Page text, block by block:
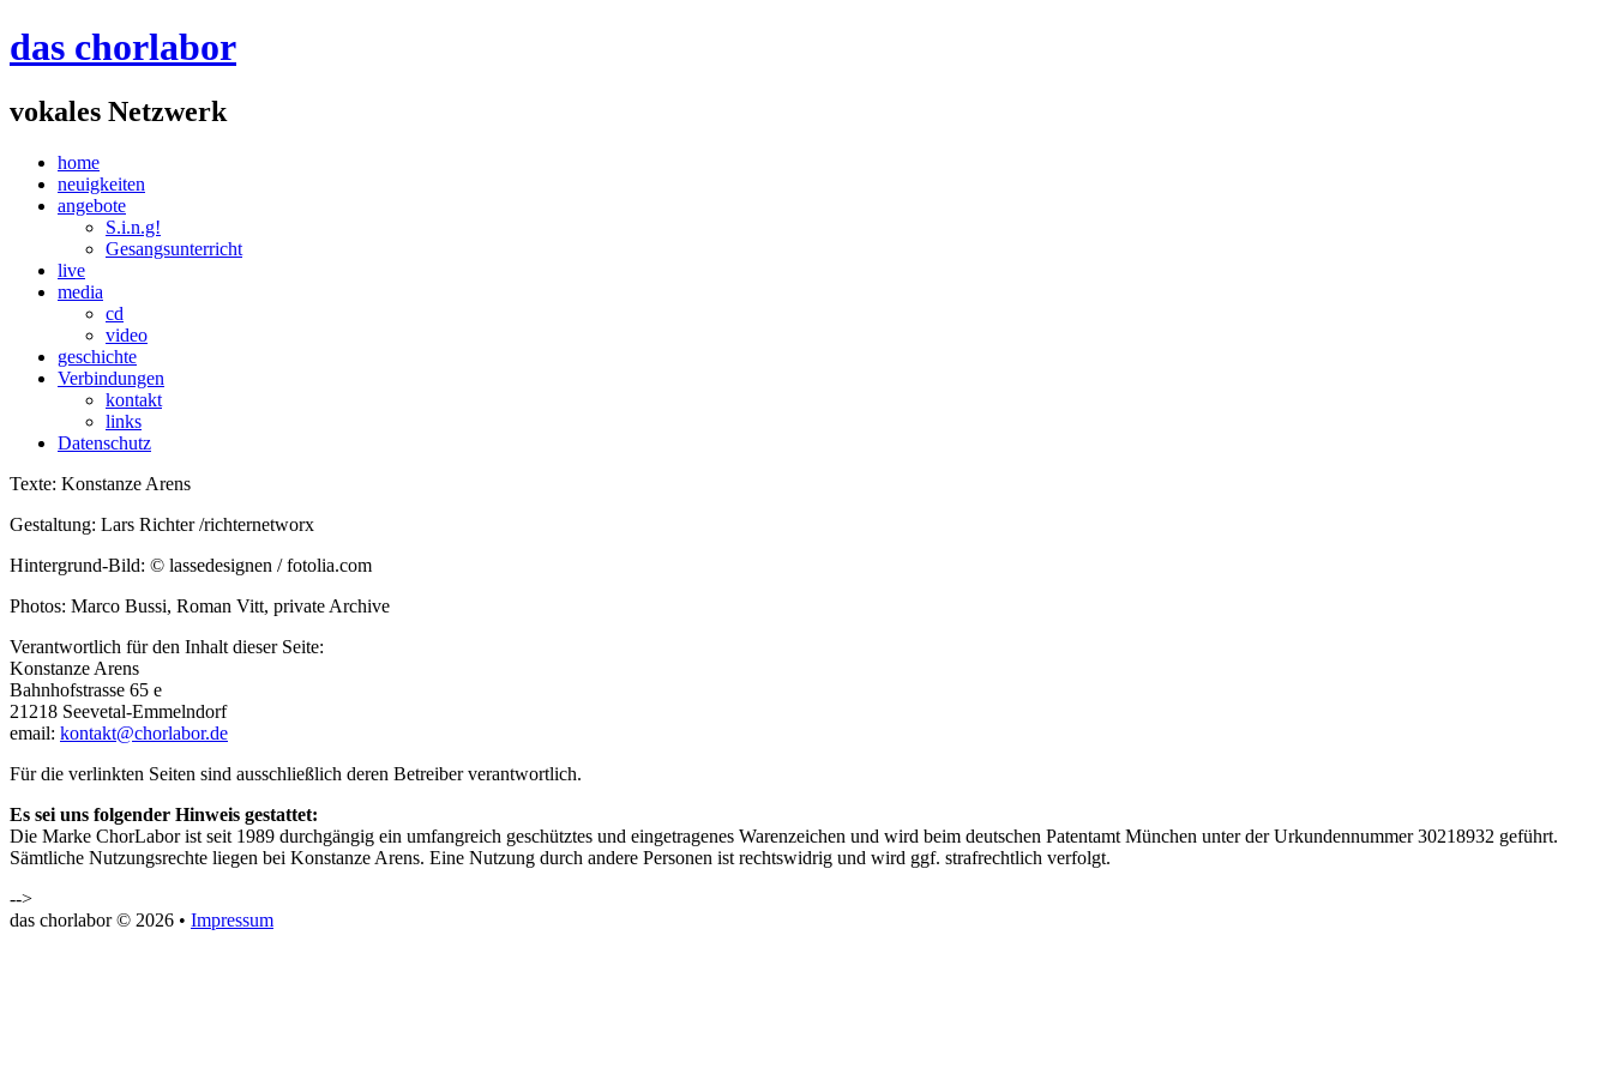
das chorlabor
vokales Netzwerk
home
neuigkeiten
angebote
S.i.n.g!
Gesangsunterricht
live
media
cd
video
geschichte
Verbindungen
kontakt
links
Datenschutz
Texte: Konstanze Arens
Gestaltung: Lars Richter /richternetworx
Hintergrund-Bild: © lassedesignen / fotolia.com
Photos: Marco Bussi, Roman Vitt, private Archive
Verantwortlich für den Inhalt dieser Seite:
Konstanze Arens
Bahnhofstrasse 65 e
21218 Seevetal-Emmelndorf
email: kontakt@chorlabor.de
Für die verlinkten Seiten sind ausschließlich deren Betreiber verantwortlich.
Es sei uns folgender Hinweis gestattet:
Die Marke ChorLabor ist seit 1989 durchgängig ein umfangreich geschütztes und eingetragenes Warenzeichen und wird beim deutschen Patentamt München unter der Urkundennummer 30218932 geführt.
Sämtliche Nutzungsrechte liegen bei Konstanze Arens. Eine Nutzung durch andere Personen ist rechtswidrig und wird ggf. strafrechtlich verfolgt.
-->
das chorlabor © 2026 • Impressum